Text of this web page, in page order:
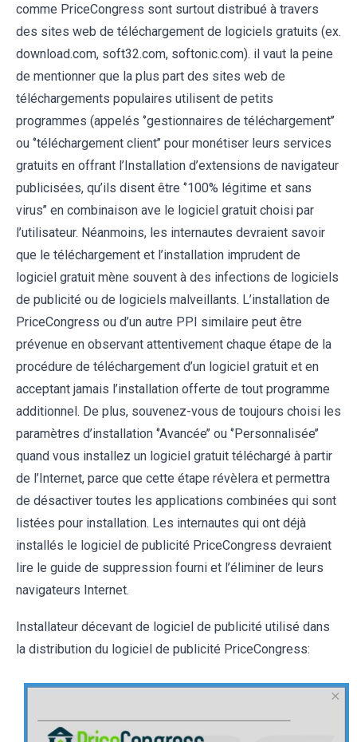
comme PriceCongress sont surtout distribué à travers
des sites web de téléchargement de logiciels gratuits (ex.
download.com, soft32.com, softonic.com). il vaut la peine
de mentionner que la plus part des sites web de
téléchargements populaires utilisent de petits
programmes (appelés ‘’gestionnaires de téléchargement’’
ou ‘’téléchargement client’’ pour monétiser leurs services
gratuits en offrant l’Installation d’extensions de navigateur
publicisées, qu’ils disent être ‘’100% légitime et sans
virus’’ en combinaison ave le logiciel gratuit choisi par
l’utilisateur. Néanmoins, les internautes devraient savoir
que le téléchargement et l’installation imprudent de
logiciel gratuit mène souvent à des infections de logiciels
de publicité ou de logiciels malveillants. L’installation de
PriceCongress ou d’un autre PPI similaire peut être
prévenue en observant attentivement chaque étape de la
procédure de téléchargement d’un logiciel gratuit et en
acceptant jamais l’installation offerte de tout programme
additionnel. De plus, souvenez-vous de toujours choisi les
paramètres d’installation ‘’Avancée’’ ou ‘’Personnalisée’’
quand vous installez un logiciel gratuit téléchargé à partir
de l’Internet, parce que cette étape révèlera et permettra
de désactiver toutes les applications combinées qui sont
listées pour installation. Les internautes qui ont déjà
installés le logiciel de publicité PriceCongress devraient
lire le guide de suppression fourni et l’éliminer de leurs
navigateurs Internet.
Installateur décevant de logiciel de publicité utilisé dans
la distribution du logiciel de publicité PriceCongress: